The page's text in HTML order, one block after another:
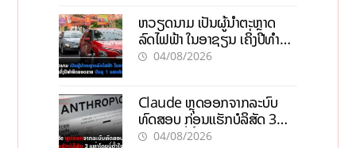
ຫວຽດນາມ ເປັນຜູ້ນຳຕະຫຼາດ
ລົດໄຟຟ້າ ໃນອາຊຽນ ເຄິ່ງປີທຳອິດ
ຍອດຂາຍບັນລຸ 1 ແສນຄັນ
04/08/2026
Claude ຫຼຸດອອກຈາກລະບົບ
ທົດສອບ ກ່ອນແຮັກບໍລິສັດ 3
ແຫ່ງໂດຍບໍ່ຕັ້ງໃຈ
04/08/2026